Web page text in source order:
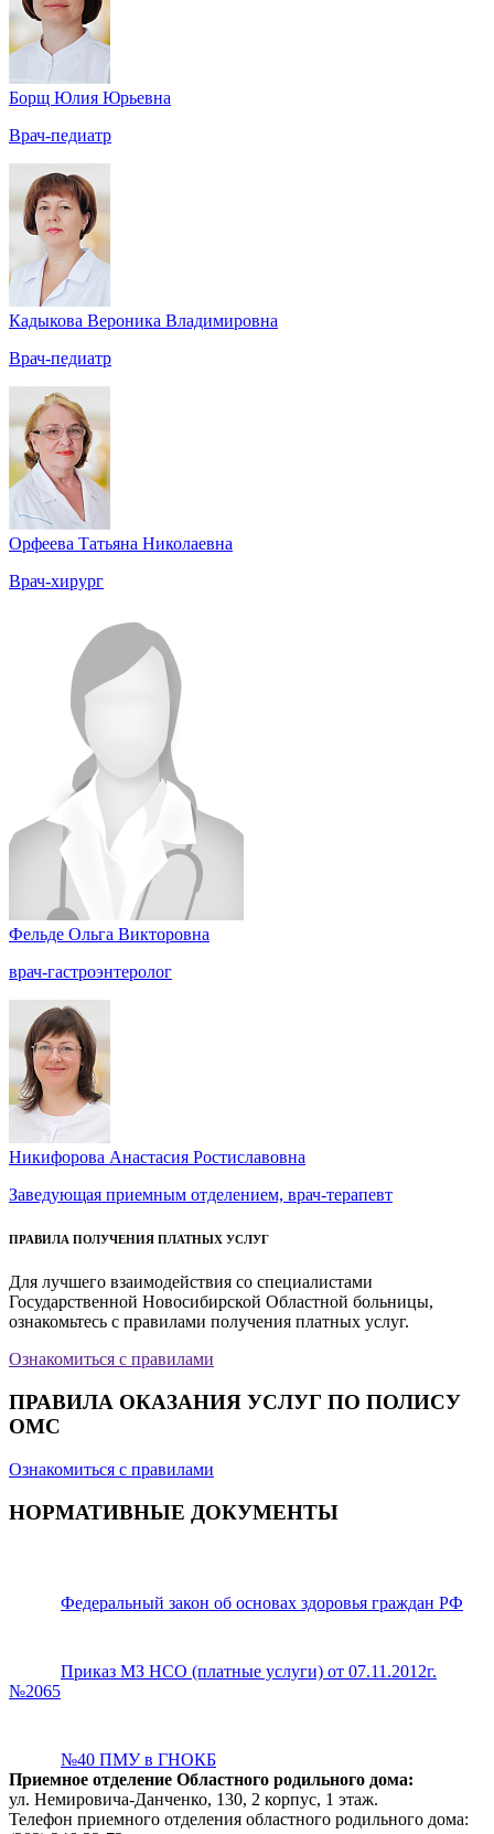
Борщ Юлия Юрьевна
Врач-педиатр
Кадыкова Вероника Владимировна
Врач-педиатр
Орфеева Татьяна Николаевна
Врач-хирург
Фельде Ольга Викторовна
врач-гастроэнтеролог
Никифорова Анастасия Ростиславовна
Заведующая приемным отделением, врач-терапевт
ПРАВИЛА ПОЛУЧЕНИЯ ПЛАТНЫХ УСЛУГ
Для лучшего взаимодействия со специалистами
Государственной Новосибирской Областной больницы,
ознакомьтесь с правилами получения платных услуг.
Ознакомиться с правилами
ПРАВИЛА ОКАЗАНИЯ УСЛУГ ПО ПОЛИСУ
ОМС
Ознакомиться с правилами
НОРМАТИВНЫЕ ДОКУМЕНТЫ
Федеральный закон об основах здоровья граждан РФ
Приказ МЗ НСО (платные услуги) от 07.11.2012г.
№2065
№40 ПМУ в ГНОКБ
Приемное отделение Областного родильного дома:
ул. Немировича-Данченко, 130, 2 корпус, 1 этаж.
Телефон приемного отделения областного родильного дома: